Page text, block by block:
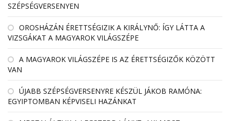
SZÉPSÉGVERSENYEN
OROSHÁZÁN ÉRETTSÉGIZIK A KIRÁLYNŐ: ÍGY LÁTTA A
VIZSGÁKAT A MAGYAROK VILÁGSZÉPE
A MAGYAROK VILÁGSZÉPE IS AZ ÉRETTSÉGIZŐK KÖZÖTT
VAN
ÚJABB SZÉPSÉGVERSENYRE KÉSZÜL JÁKOB RAMÓNA:
EGYIPTOMBAN KÉPVISELI HAZÁNKAT